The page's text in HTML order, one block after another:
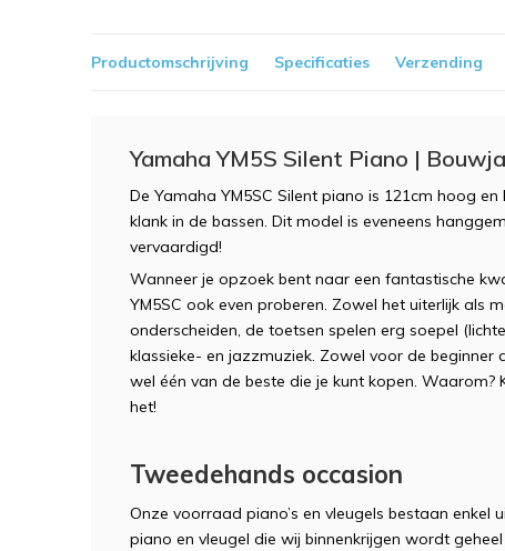
Productomschrijving Specificaties Verzending
Yamaha YM5S Silent Piano |
De Yamaha YM5SC Silent piano is 121cm hoog
klank in de bassen. Dit model is eveneens
vervaardigd!
Wanneer je opzoek bent naar een fantastische
YM5SC ook even proberen. Zowel het uiterlijk als
onderscheiden, de toetsen spelen erg soepel
klassieke- en jazzmuziek. Zowel voor de
wel één van de beste die je kunt kopen. Waarom?
het!
Tweedehands occasion
Onze voorraad piano’s en vleugels bestaan enkel
piano en vleugel die wij binnenkrijgen wordt